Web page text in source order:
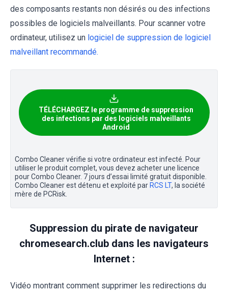
des composants restants non désirés ou des infections
possibles de logiciels malveillants. Pour scanner votre
ordinateur, utilisez un logiciel de suppression de logiciel
malveillant recommandé.
TÉLÉCHARGEZ le programme de suppression
des infections par des logiciels malveillants
Android
Combo Cleaner vérifie si votre ordinateur est infecté. Pour
utiliser le produit complet, vous devez acheter une licence
pour Combo Cleaner. 7 jours d’essai limité gratuit disponible.
Combo Cleaner est détenu et exploité par RCS LT, la société
mère de PCRisk.
Suppression du pirate de navigateur
chromesearch.club dans les navigateurs
Internet :
Vidéo montrant comment supprimer les redirections du